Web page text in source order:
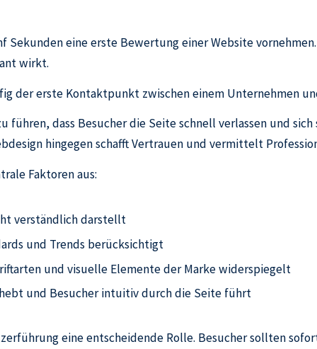
eine erste Bewertung einer Website
wirkt.
der erste Kontaktpunkt zwischen einem Unternehmen
führen, dass Besucher die Seite schnell verlassen und
hingegen schafft Vertrauen und vermittelt
Faktoren aus:
verständlich darstellt
und Trends berücksichtigt
und visuelle Elemente der Marke widerspiegelt
und Besucher intuitiv durch die Seite führt
eine entscheidende Rolle. Besucher sollten